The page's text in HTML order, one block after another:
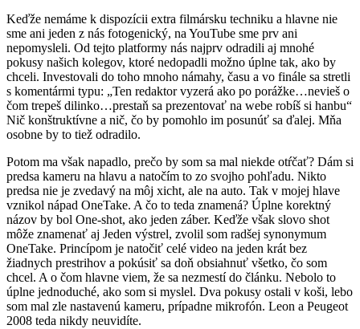
Keďže nemáme k dispozícii extra filmársku techniku a hlavne nie
sme ani jeden z nás fotogenický, na YouTube sme prv ani
nepomysleli. Od tejto platformy nás najprv odradili aj mnohé
pokusy našich kolegov, ktoré nedopadli možno úplne tak, ako by
chceli. Investovali do toho mnoho námahy, času a vo finále sa stretli
s komentármi typu: „Ten redaktor vyzerá ako po porážke…nevieš o
čom trepeš dilinko…prestaň sa prezentovať na webe robíš si hanbu“
Nič konštruktívne a nič, čo by pomohlo im posunúť sa ďalej. Mňa
osobne by to tiež odradilo.
Potom ma však napadlo, prečo by som sa mal niekde otŕčať? Dám si
predsa kameru na hlavu a natočím to zo svojho pohľadu. Nikto
predsa nie je zvedavý na môj xicht, ale na auto. Tak v mojej hlave
vznikol nápad OneTake. A čo to teda znamená? Úplne korektný
názov by bol One-shot, ako jeden záber. Keďže však slovo shot
môže znamenať aj Jeden výstrel, zvolil som radšej synonymum
OneTake. Princípom je natočiť celé video na jeden krát bez
žiadnych prestrihov a pokúsiť sa doň obsiahnuť všetko, čo som
chcel. A o čom hlavne viem, že sa nezmestí do článku. Nebolo to
úplne jednoduché, ako som si myslel. Dva pokusy ostali v koši, lebo
som mal zle nastavenú kameru, prípadne mikrofón. Leon a Peugeot
2008 teda nikdy neuvidíte.